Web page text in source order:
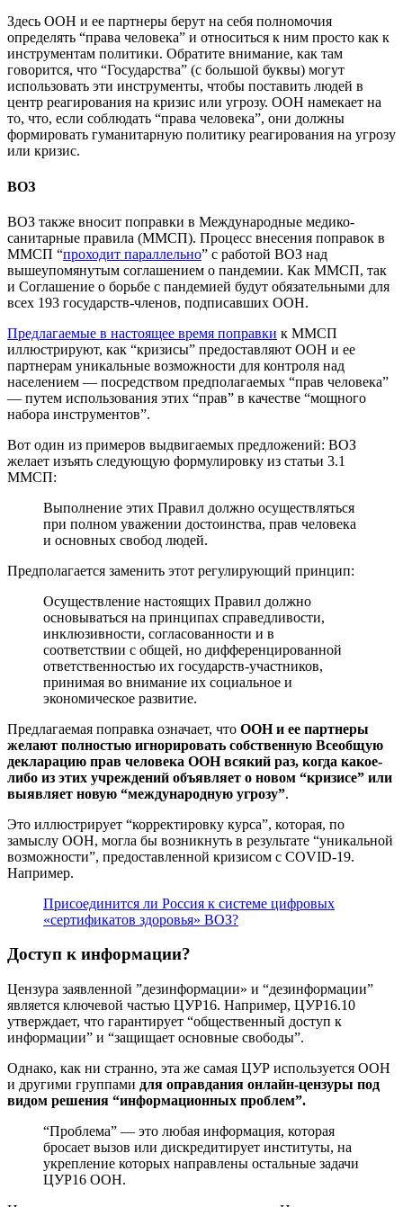
Здесь ООН и ее партнеры берут на себя полномочия
определять “права человека” и относиться к ним просто как к
инструментам политики. Обратите внимание, как там
говорится, что “Государства” (с большой буквы) могут
использовать эти инструменты, чтобы поставить людей в
центр реагирования на кризис или угрозу. ООН намекает на
то, что, если соблюдать “права человека”, они должны
формировать гуманитарную политику реагирования на угрозу
или кризис.
ВОЗ
ВОЗ также вносит поправки в Международные медико-
санитарные правила (ММСП). Процесс внесения поправок в
ММСП “проходит параллельно” с работой ВОЗ над
вышеупомянутым соглашением о пандемии. Как ММСП, так
и Соглашение о борьбе с пандемией будут обязательными для
всех 193 государств-членов, подписавших ООН.
Предлагаемые в настоящее время поправки к ММСП
иллюстрируют, как “кризисы” предоставляют ООН и ее
партнерам уникальные возможности для контроля над
населением — посредством предполагаемых “прав человека”
— путем использования этих “прав” в качестве “мощного
набора инструментов”.
Вот один из примеров выдвигаемых предложений: ВОЗ
желает изъять следующую формулировку из статьи 3.1
ММСП:
Выполнение этих Правил должно осуществляться
при полном уважении достоинства, прав человека
и основных свобод людей.
Предполагается заменить этот регулирующий принцип:
Осуществление настоящих Правил должно
основываться на принципах справедливости,
инклюзивности, согласованности и в
соответствии с общей, но дифференцированной
ответственностью их государств-участников,
принимая во внимание их социальное и
экономическое развитие.
Предлагаемая поправка означает, что ООН и ее партнеры
желают полностью игнорировать собственную Всеобщую
декларацию прав человека ООН всякий раз, когда какое-
либо из этих учреждений объявляет о новом “кризисе” или
выявляет новую “международную угрозу”.
Это иллюстрирует “корректировку курса”, которая, по
замыслу ООН, могла бы возникнуть в результате “уникальной
возможности”, предоставленной кризисом с COVID-19.
Например.
Присоединится ли Россия к системе цифровых
«сертификатов здоровья» ВОЗ?
Доступ к информации?
Цензура заявленной ”дезинформации» и “дезинформации”
является ключевой частью ЦУР16. Например, ЦУР16.10
утверждает, что гарантирует “общественный доступ к
информации” и “защищает основные свободы”.
Однако, как ни странно, эта же самая ЦУР используется ООН
и другими группами для оправдания онлайн-цензуры под
видом решения “информационных проблем”.
“Проблема” — это любая информация, которая
бросает вызов или дискредитирует институты, на
укрепление которых направлены остальные задачи
ЦУР16 ООН.